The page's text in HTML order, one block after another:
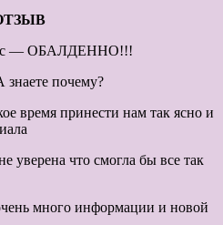
— ОБАЛДЕННО!!!
почему?
время принести нам так ясно и
уверена что смогла бы все так
много информации и новой